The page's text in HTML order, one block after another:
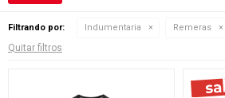
Filtrando por: Indumentaria Remeras
Quitar filtros